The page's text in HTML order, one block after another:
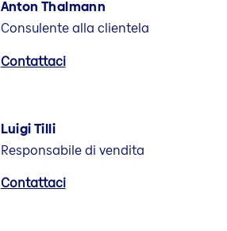
Anton Thalmann
Consulente alla clientela
Contattaci
Luigi Tilli
Responsabile di vendita
Contattaci